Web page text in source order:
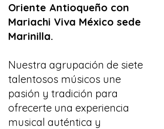
Oriente Antioqueño con
Mariachi Viva México sede
Marinilla.
Nuestra agrupación de siete
talentosos músicos une
pasión y tradición para
ofrecerte una experiencia
musical auténtica y